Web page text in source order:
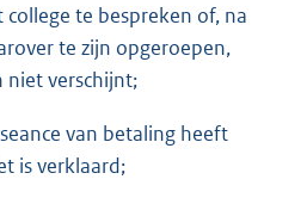
te bespreken of, na
te zijn opgeroepen,
niet verschijnt;
van betaling heeft
is verklaard;